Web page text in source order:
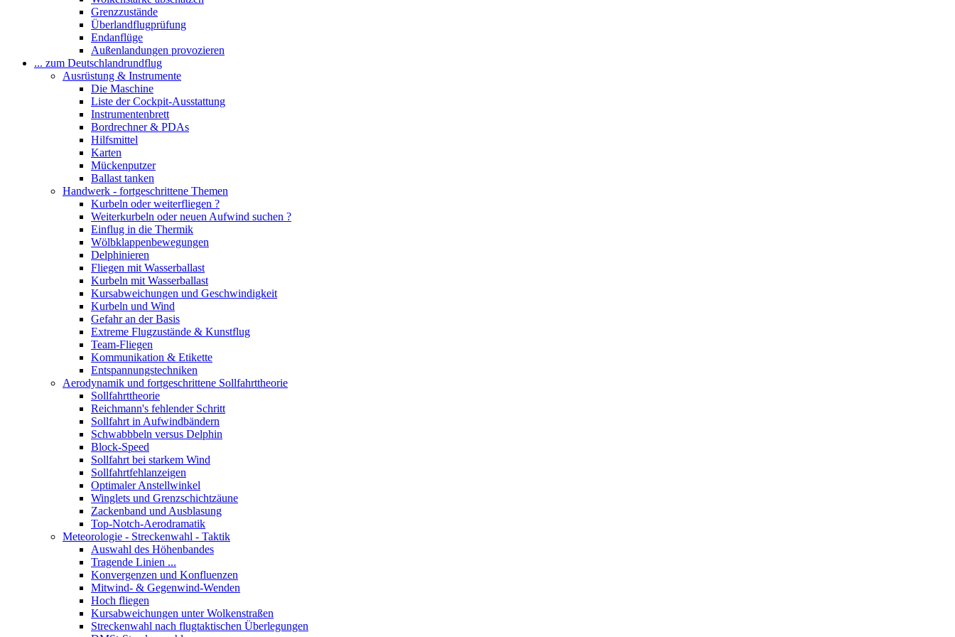
Grenzzustände
Überlandflugprüfung
Endanflüge
Außenlandungen provozieren
... zum Deutschlandrundflug
Ausrüstung & Instrumente
Die Maschine
Liste der Cockpit-Ausstattung
Instrumentenbrett
Bordrechner & PDAs
Hilfsmittel
Karten
Mückenputzer
Ballast tanken
Handwerk - fortgeschrittene Themen
Kurbeln oder weiterfliegen ?
Weiterkurbeln oder neuen Aufwind suchen ?
Einflug in die Thermik
Wölbklappenbewegungen
Delphinieren
Fliegen mit Wasserballast
Kurbeln mit Wasserballast
Kursabweichungen und Geschwindigkeit
Kurbeln und Wind
Gefahr an der Basis
Extreme Flugzustände & Kunstflug
Team-Fliegen
Kommunikation & Etikette
Entspannungstechniken
Aerodynamik und fortgeschrittene Sollfahrttheorie
Sollfahrttheorie
Reichmann's fehlender Schritt
Sollfahrt in Aufwindbändern
Schwabbbeln versus Delphin
Block-Speed
Sollfahrt bei starkem Wind
Sollfahrtfehlanzeigen
Optimaler Anstellwinkel
Winglets und Grenzschichtzäune
Zackenband und Ausblasung
Top-Notch-Aerodramatik
Meteorologie - Streckenwahl - Taktik
Auswahl des Höhenbandes
Tragende Linien ...
Konvergenzen und Konfluenzen
Mitwind- & Gegenwind-Wenden
Hoch fliegen
Kursabweichungen unter Wolkenstraßen
Streckenwahl nach flugtaktischen Überlegungen